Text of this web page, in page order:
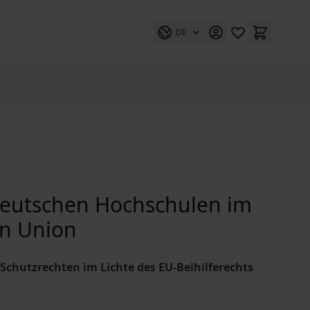
DE
Hochschulen im
Union
im Lichte des EU-Beihilferechts